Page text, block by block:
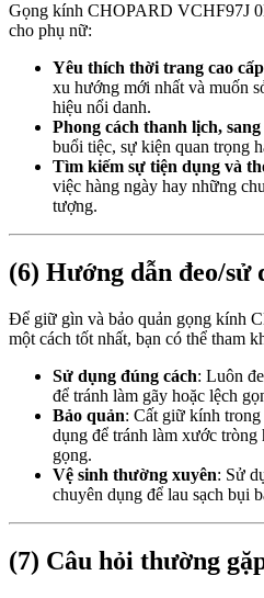
Gọng kính CHOPARD VCHF97J
cho phụ nữ:
Yêu thích thời trang cao cấp
xu hướng mới nhất và muốn
hiệu nổi danh.
Phong cách thanh lịch,
buổi tiệc, sự kiện quan trọng
Tìm kiếm sự tiện dụng và
việc hàng ngày hay những
tượng.
(6) Hướng dẫn đeo/sử
Để giữ gìn và bảo quản gọng kính
một cách tốt nhất, bạn có thể tham
Sử dụng đúng cách: Luôn
để tránh làm gãy hoặc lệch
Bảo quản: Cất giữ kính
dụng để tránh làm xước
gọng.
Vệ sinh thường xuyên: Sử
chuyên dụng để lau sạch bụi
(7) Câu hỏi thường